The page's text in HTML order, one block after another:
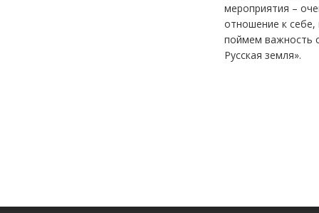
мероприятия –
отношение к
поймем важность
Русская земля».